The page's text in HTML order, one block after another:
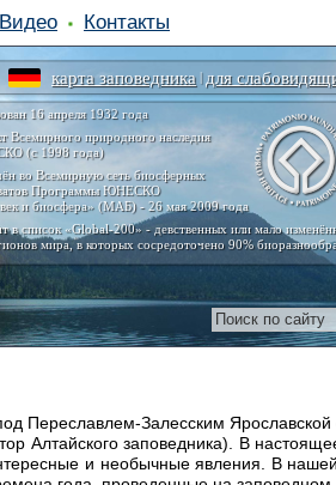
карта заповедника | для
16 апреля 1932 года
Всемирного природного наследия
(с 1998 года)
во Всемирную сеть биосферных
Программы ЮНЕСКО
и биосфера» (МАБ) - 26 мая 2009 года
в список «Global-200» - девственных или мало
мира, в которых сосредоточено 90%
Видео Контакты
Переславлем-Залесским Ярославской
Алтайского заповедника). В
и необычные явления. В